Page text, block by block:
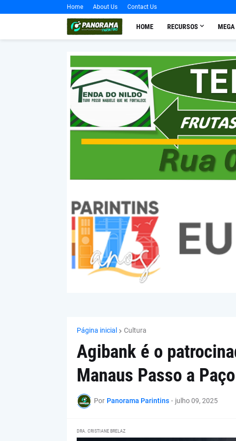
Home About Us Contact Us
HOME RECURSOS
Página inicial Cultura
Agibank é o
Manaus Passo a
Por Panorama Parintins - julho 09, 2025
DRA. CRISTIANE BRELAZ